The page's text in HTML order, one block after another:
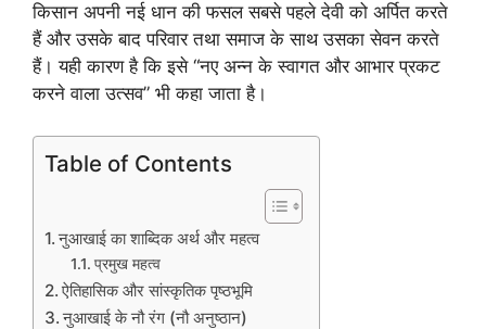
किसान अपनी नई धान की फसल सबसे पहले देवी को अर्पित करते
हैं और उसके बाद परिवार तथा समाज के साथ उसका सेवन करते
हैं। यही कारण है कि इसे “नए अन्न के स्वागत और आभार प्रकट
करने वाला उत्सव” भी कहा जाता है।
Table of Contents
नुआखाई का शाब्दिक अर्थ और महत्व
प्रमुख महत्व
ऐतिहासिक और सांस्कृतिक पृष्ठभूमि
नुआखाई के नौ रंग (नौ अनुष्ठान)